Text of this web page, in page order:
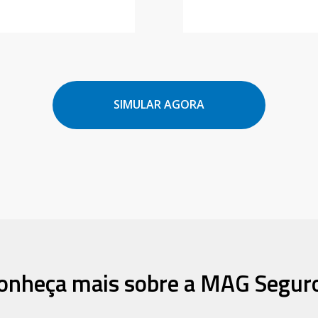
mais sobre a MAG
SIMULAR AGORA